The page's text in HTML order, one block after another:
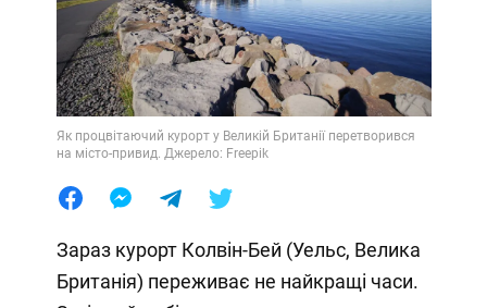
Як процвітаючий курорт у Великій Британії перетворився
на місто-привид. Джерело: Freepik
Зараз курорт Колвін-Бей (Уельс, Велика
Британія) переживає не найкращі часи.